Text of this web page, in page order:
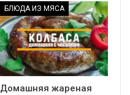
БЛЮДА ИЗ МЯСА
Домашняя жареная